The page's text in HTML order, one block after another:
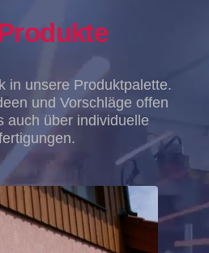
in unsere Produktpalette.
und Vorschläge offen
auch über individuelle